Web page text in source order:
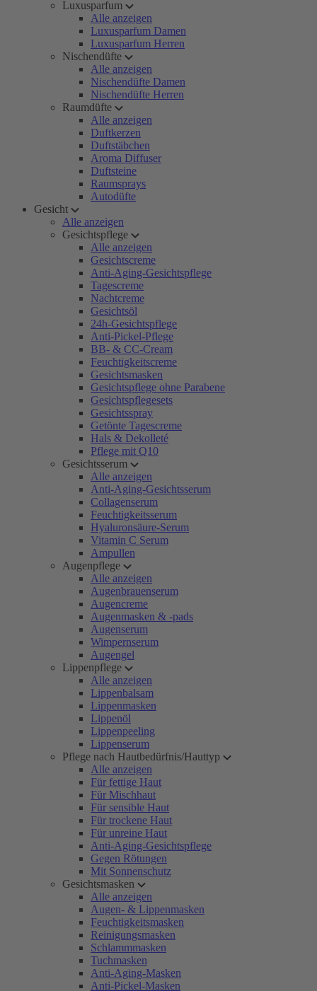
Luxusparfum
Alle anzeigen
Luxusparfum Damen
Luxusparfum Herren
Nischendüfte
Alle anzeigen
Nischendüfte Damen
Nischendüfte Herren
Raumdüfte
Alle anzeigen
Duftkerzen
Duftstäbchen
Aroma Diffuser
Duftsteine
Raumsprays
Autodüfte
Gesicht
Alle anzeigen
Gesichtspflege
Alle anzeigen
Gesichtscreme
Anti-Aging-Gesichtspflege
Tagescreme
Nachtcreme
Gesichtsöl
24h-Gesichtspflege
Anti-Pickel-Pflege
BB- & CC-Cream
Feuchtigkeitscreme
Gesichtsmasken
Gesichtspflege ohne Parabene
Gesichtspflegesets
Gesichtsspray
Getönte Tagescreme
Hals & Dekolleté
Pflege mit Q10
Gesichtsserum
Alle anzeigen
Anti-Aging-Gesichtsserum
Collagenserum
Feuchtigkeitsserum
Hyaluronsäure-Serum
Vitamin C Serum
Ampullen
Augenpflege
Alle anzeigen
Augenbrauenserum
Augencreme
Augenmasken & -pads
Augenserum
Wimpernserum
Augengel
Lippenpflege
Alle anzeigen
Lippenbalsam
Lippenmasken
Lippenöl
Lippenpeeling
Lippenserum
Pflege nach Hautbedürfnis/Hauttyp
Alle anzeigen
Für fettige Haut
Für Mischhaut
Für sensible Haut
Für trockene Haut
Für unreine Haut
Anti-Aging-Gesichtspflege
Gegen Rötungen
Mit Sonnenschutz
Gesichtsmasken
Alle anzeigen
Augen- & Lippenmasken
Feuchtigkeitsmasken
Reinigungsmasken
Schlammmasken
Tuchmasken
Anti-Aging-Masken
Anti-Pickel-Masken